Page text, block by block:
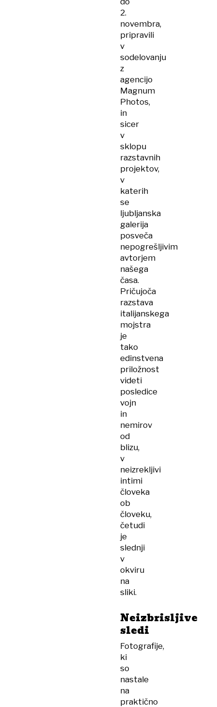
2.
novembra,
pripravili
v
sodelovanju
z
agencijo
Magnum
Photos,
in
sicer
v
sklopu
razstavnih
projektov,
v
katerih
se
ljubljanska
galerija
posveča
nepogrešljivim
avtorjem
našega
časa.
Pričujoča
razstava
italijanskega
mojstra
je
tako
edinstvena
priložnost
videti
posledice
vojn
in
nemirov
od
blizu,
v
neizrekljivi
intimi
človeka
ob
človeku,
četudi
je
slednji
v
okviru
na
sliki.
Neizbrisljive
sledi
Fotografije,
ki
so
nastale
na
praktično